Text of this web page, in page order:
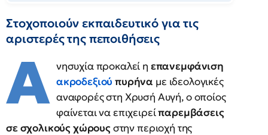
Στοχοποιούν εκπαιδευτικό για τις
αριστερές της πεποιθήσεις
Α νησυχία προκαλεί η επανεμφάνιση
ακροδεξιούπυρήνα με ιδεολογικές
αναφορές στη Χρυσή Αυγή, ο οποίος
φαίνεται να επιχειρείπαρεμβάσεις
σε σχολικούς χώρουςστην περιοχή της